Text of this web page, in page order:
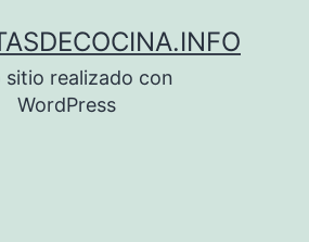
sitio realizado con
WordPress